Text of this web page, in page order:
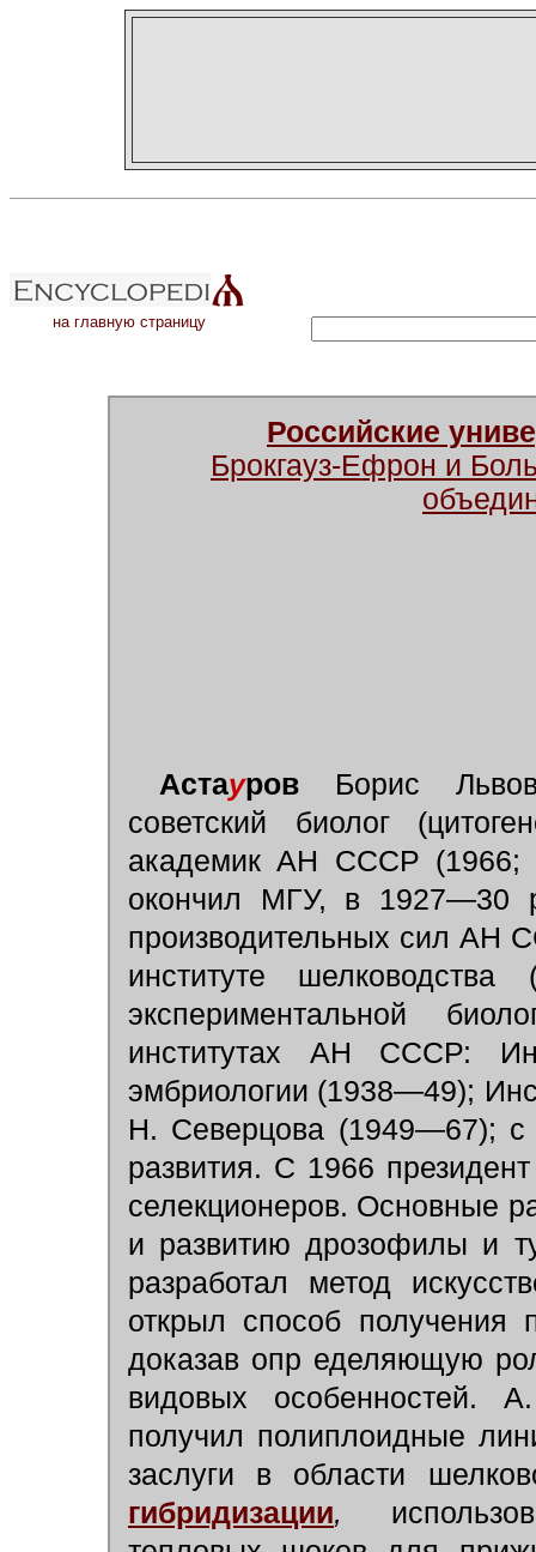
на главную страницу
Российские
Брокгауз-Ефрон и
Астауров Борис
советский биолог
академик АН СССР (1966;
окончил МГУ, в 1927—30
производительных сил АН
институте
экспериментальной
институтах АН СССР:
эмбриологии (1938—49);
Н. Северцова (1949—67); с
развития. С 1966
селекционеров. Основные
и развитию дрозофилы и
разработал метод
открыл способ получения
доказав опр еделяющую
видовых особенностей.
получил полиплоидные
заслуги в области
гибридизации,